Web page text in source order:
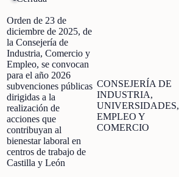
Orden de 23 de
diciembre de 2025, de
la Consejería de
Industria, Comercio y
Empleo, se convocan
para el año 2026
subvenciones públicas
dirigidas a la
realización de
acciones que
contribuyan al
bienestar laboral en
centros de trabajo de
Castilla y León
CONSEJERÍA DE
INDUSTRIA,
UNIVERSIDADES,
EMPLEO Y
COMERCIO